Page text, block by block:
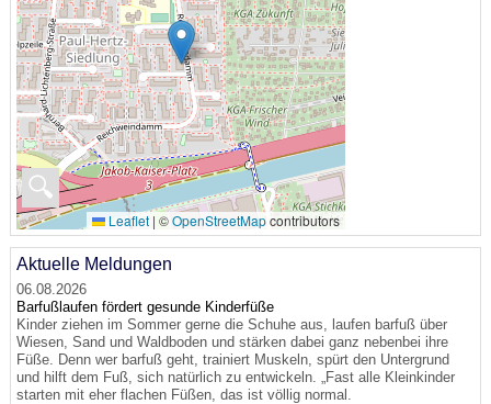
🔍
Leaflet | ©OpenStreetMapcontributors
Aktuelle Meldungen
06.08.2026
Barfußlaufen fördert gesunde Kinderfüße
Kinder ziehen im Sommer gerne die Schuhe aus, laufen barfuß über
Wiesen, Sand und Waldboden und stärken dabei ganz nebenbei ihre
Füße. Denn wer barfuß geht, trainiert Muskeln, spürt den Untergrund
und hilft dem Fuß, sich natürlich zu entwickeln. „Fast alle Kleinkinder
starten mit eher flachen Füßen, das ist völlig normal.